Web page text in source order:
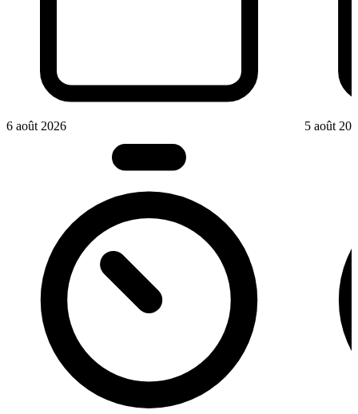
6 août 2026 5 août